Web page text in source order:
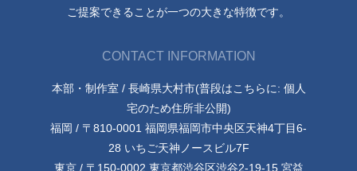
ご提案できることが一つの大きな特徴です。
CONTACT INFORMATION
本部・制作室 / 長崎県大村市(普段はこちらに: 個人
宅のため住所非公開)
福岡 / 〒810-0001 福岡県福岡市中央区天神4丁目6-
28 いちご天神ノースビル7F
東京 / 〒150-0002 東京都渋谷区渋谷2-19-15 宮益